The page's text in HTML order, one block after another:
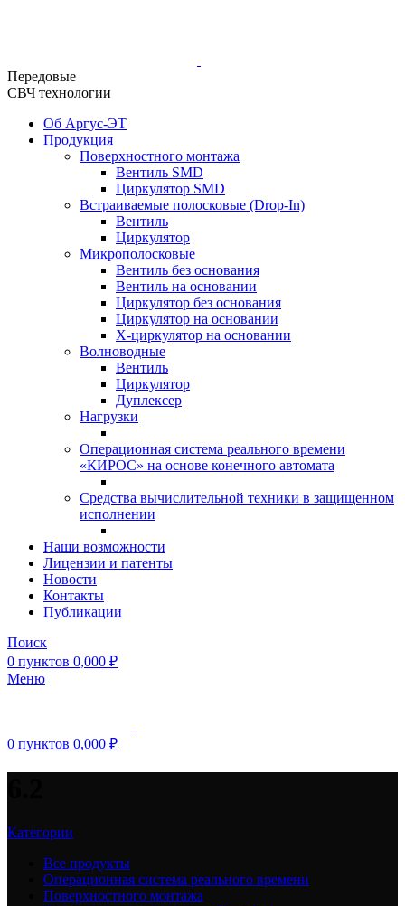
Передовые
СВЧ технологии
Об Аргус-ЭТ
Продукция
Поверхностного монтажа
Вентиль SMD
Циркулятор SMD
Встраиваемые полосковые (Drop-In)
Вентиль
Циркулятор
Микрополосковые
Вентиль без основания
Вентиль на основании
Циркулятор без основания
Циркулятор на основании
Х-циркулятор на основании
Волноводные
Вентиль
Циркулятор
Дуплексер
Нагрузки
Операционная система реального времени
«КИРОС» на основе конечного автомата
Средства вычислительной техники в защищенном
исполнении
Наши возможности
Лицензии и патенты
Новости
Контакты
Публикации
Поиск
0 пунктов 0,000 ₽
Меню
0 пунктов 0,000 ₽
Категории
Все продукты
Операционная система реального времени
Поверхностного монтажа